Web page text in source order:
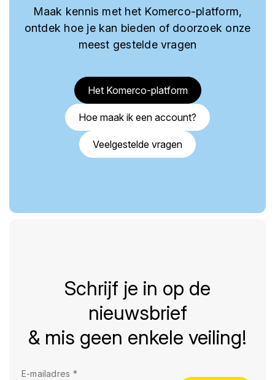
Maak kennis met het Komerco-platform,
ontdek hoe je kan bieden of doorzoek onze
meest gestelde vragen
Het Komerco-platform
Hoe maak ik een account?
Veelgestelde vragen
Schrijf je in op de
nieuwsbrief
& mis geen enkele veiling!
E-mailadres *